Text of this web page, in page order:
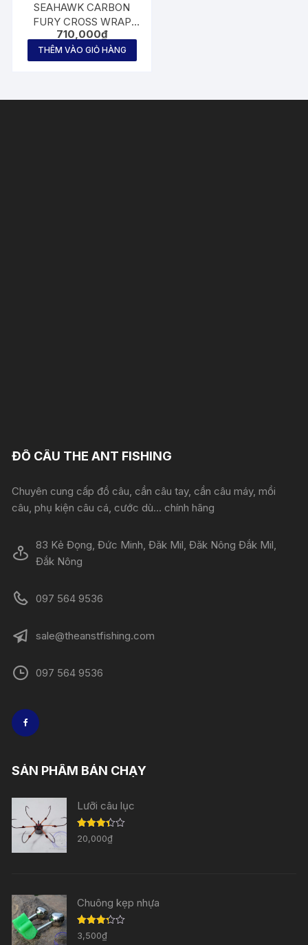
SEAHAWK CARBON
FURY CROSS WRAP
SPINNING / CASTING
ROD Size 6.0″ / 6.6″ /
7.0″
710,000₫
THÊM VÀO GIỎ HÀNG
ĐỒ CÂU THE ANT FISHING
Chuyên cung cấp đồ câu, cần câu tay, cần câu máy, mồi
câu, phụ kiện câu cá, cước dù... chính hãng
83 Kẻ Đọng, Đức Minh, Đăk Mil, Đăk Nông Đắk Mil,
Đắk Nông
097 564 9536
sale@theanstfishing.com
097 564 9536
SẢN PHẨM BÁN CHẠY
Lưỡi câu lục
Được
xếp
20,000₫
Chuông kẹp nhựa
Được
xếp
3,500₫